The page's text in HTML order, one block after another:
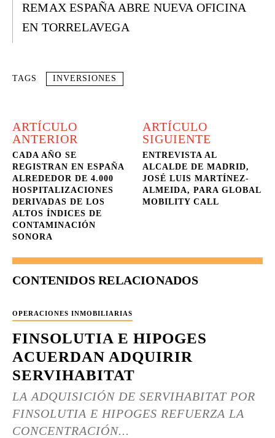
REMAX ESPAÑA ABRE NUEVA OFICINA
EN TORRELAVEGA
TAGS INVERSIONES
ARTÍCULO
ANTERIOR
CADA AÑO SE
REGISTRAN EN ESPAÑA
ALREDEDOR DE 4.000
HOSPITALIZACIONES
DERIVADAS DE LOS
ALTOS ÍNDICES DE
CONTAMINACIÓN
SONORA
ARTÍCULO
SIGUIENTE
ENTREVISTA AL
ALCALDE DE MADRID,
JOSÉ LUIS MARTÍNEZ-
ALMEIDA, PARA GLOBAL
MOBILITY CALL
CONTENIDOS RELACIONADOS
OPERACIONES INMOBILIARIAS
FINSOLUTIA E HIPOGES
ACUERDAN ADQUIRIR
SERVIHABITAT
LA ADQUISICIÓN DE SERVIHABITAT POR
FINSOLUTIA E HIPOGES REFUERZA LA
CONCENTRACIÓN...